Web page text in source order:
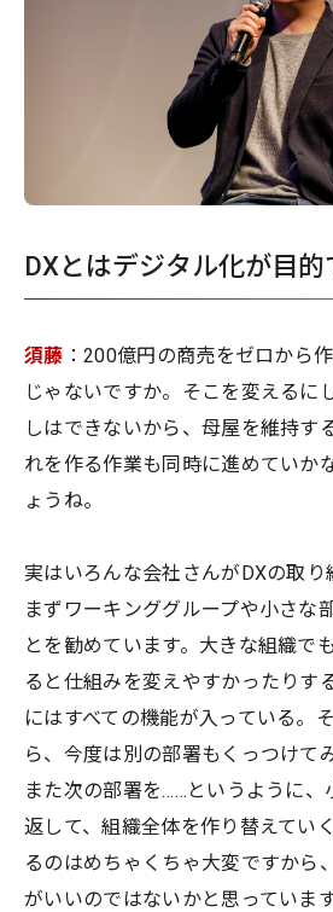
DXとはデジタル化が目的
須藤 ：200億円の商売をゼロから
じゃないですか。そこを変えるに
しはできないから、母屋を維持す
れを作る作業も同時に進めていか
ょうね。
実はいろんな会社さんがDXの取り
まずワーキンググループや小さな
とを勧めています。大きな組織で
ると仕組みを変えやすかったりす
にはすべての機能が入っている。
ら、今度は別の部署もくっつけて
また次の部署を……というように、
返して、組織全体を作り替えてい
るのはめちゃくちゃ大変ですから
がいいのではないかと思っています